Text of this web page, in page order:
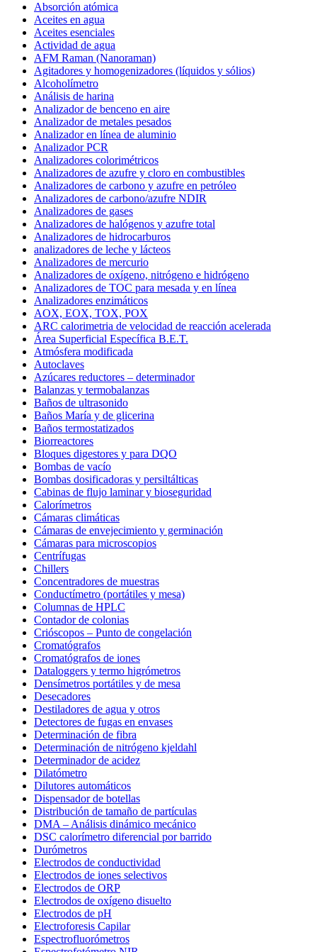
Absorción atómica
Aceites en agua
Aceites esenciales
Actividad de agua
AFM Raman (Nanoraman)
Agitadores y homogenizadores (líquidos y sólios)
Alcoholímetro
Análisis de harina
Analizador de benceno en aire
Analizador de metales pesados
Analizador en línea de aluminio
Analizador PCR
Analizadores colorimétricos
Analizadores de azufre y cloro en combustibles
Analizadores de carbono y azufre en petróleo
Analizadores de carbono/azufre NDIR
Analizadores de gases
Analizadores de halógenos y azufre total
Analizadores de hidrocarburos
analizadores de leche y lácteos
Analizadores de mercurio
Analizadores de oxígeno, nitrógeno e hidrógeno
Analizadores de TOC para mesada y en línea
Analizadores enzimáticos
AOX, EOX, TOX, POX
ARC calorimetria de velocidad de reacción acelerada
Área Superficial Específica B.E.T.
Atmósfera modificada
Autoclaves
Azúcares reductores – determinador
Balanzas y termobalanzas
Baños de ultrasonido
Baños María y de glicerina
Baños termostatizados
Biorreactores
Bloques digestores y para DQO
Bombas de vacío
Bombas dosificadoras y persiltálticas
Cabinas de flujo laminar y bioseguridad
Calorímetros
Cámaras climáticas
Cámaras de envejecimiento y germinación
Cámaras para microscopios
Centrífugas
Chillers
Concentradores de muestras
Conductímetro (portátiles y mesa)
Columnas de HPLC
Contador de colonias
Crióscopos – Punto de congelación
Cromatógrafos
Cromatógrafos de iones
Dataloggers y termo higrómetros
Densímetros portátiles y de mesa
Desecadores
Destiladores de agua y otros
Detectores de fugas en envases
Determinación de fibra
Determinación de nitrógeno kjeldahl
Determinador de acidez
Dilatómetro
Dilutores automáticos
Dispensador de botellas
Distribución de tamaño de partículas
DMA – Análisis dinámico mecánico
DSC calorímetro diferencial por barrido
Durómetros
Electrodos de conductividad
Electrodos de iones selectivos
Electrodos de ORP
Electrodos de oxígeno disuelto
Electrodos de pH
Electroforesis Capilar
Espectrofluorómetros